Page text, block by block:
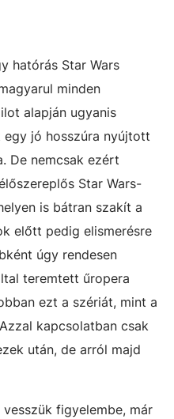
hatórás Star Wars
minden
alapján ugyanis
egy jó hosszúra nyújtott
De nemcsak ezért
Star Wars-
is bátran szakít a
előtt pedig elismerésre
úgy rendesen
teremtett űropera
ezt a szériát, mint a
kapcsolatban csak
után, de arról majd
figyelembe, már